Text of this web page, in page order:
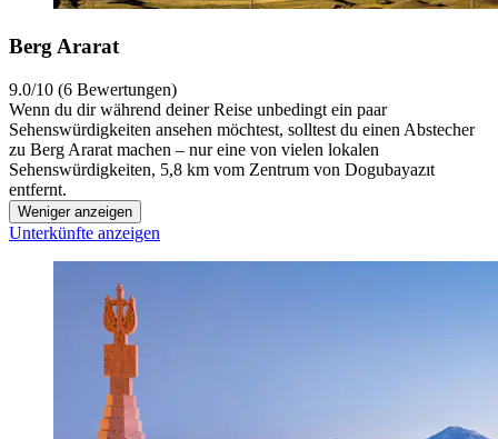
Berg Ararat
9.0/10 (6 Bewertungen)
Wenn du dir während deiner Reise unbedingt ein paar
Sehenswürdigkeiten ansehen möchtest, solltest du einen Abstecher
zu Berg Ararat machen – nur eine von vielen lokalen
Sehenswürdigkeiten, 5,8 km vom Zentrum von Dogubayazıt
entfernt.
Weniger anzeigen
Unterkünfte anzeigen